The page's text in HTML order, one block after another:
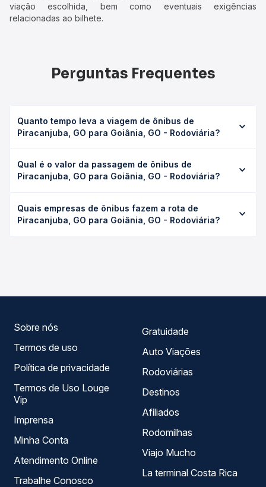
viação escolhida, bem como eventuais exigências
relacionadas ao bilhete.
Perguntas Frequentes
Quanto tempo leva a viagem de ônibus de
Piracanjuba, GO para Goiânia, GO - Rodoviária?
Rodoviária leva em média 1h 32min, podendo variar
conforme a viação, o tipo de serviço (convencional,
duração exata de cada opção na data desejada.
Qual é o valor da passagem de ônibus de
Piracanjuba, GO para Goiânia, GO - Rodoviária?
Goiânia, GO - Rodoviária custa em média R$ 51,47 e varia
conforme a data da viagem, a empresa, o tipo de poltrona
Quais empresas de ônibus fazem a rota de
Piracanjuba, GO para Goiânia, GO - Rodoviária?
Sobre nós
Termos de uso
Política de privacidade
Termos de Uso Louge
Vip
Imprensa
Minha Conta
Atendimento Online
Trabalhe Conosco
Gratuidade
Auto Viações
Rodoviárias
Destinos
Afiliados
Rodomilhas
Viajo Mucho
La terminal Costa Rica